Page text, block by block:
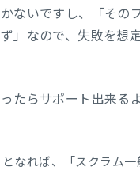
ないですし、「その
」なので、失敗を想
たらサポート出来る
なれば、「スクラム